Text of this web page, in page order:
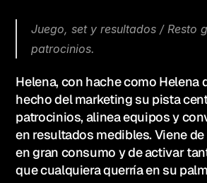
Juego, set y resultados / Resto
patrocinios.
Helena, con hache como Helena
hecho del marketing su pista
patrocinios, alinea equipos y
en resultados medibles. Viene
en gran consumo y de activar
que cualquiera querría en su